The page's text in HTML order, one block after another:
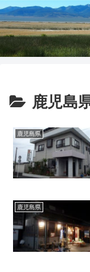
鹿児島
鹿児島県
鹿児島県